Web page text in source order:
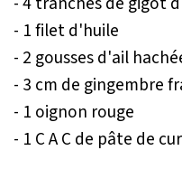
- 1 filet d'huile
- 2 gousses d'ail
- 3 cm de gingembre
- 1 oignon rouge
- 1 C A C de pâte de